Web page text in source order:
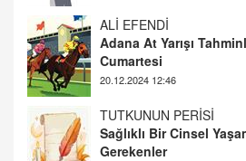
TUTKUNUN PERİSİ
Sağlıklı Bir Cinsel
Gerekenler
08.11.2024 13:16
FARUK ÖNALAN
Tezkere
2 Kasım 2021 Salı 00:11